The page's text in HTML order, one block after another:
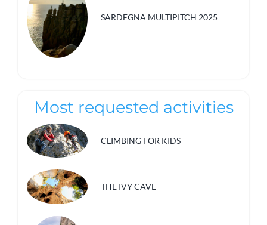
SARDEGNA MULTIPITCH 2025
Most requested activities
CLIMBING FOR KIDS
THE IVY CAVE